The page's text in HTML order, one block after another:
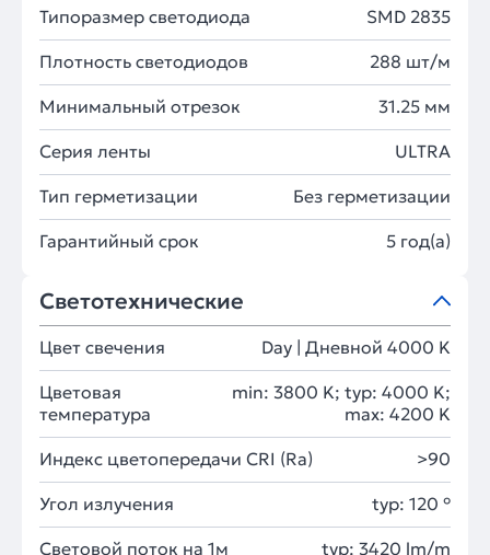
Типоразмер светодиода SMD 2835
Плотность светодиодов 288 шт/м
Минимальный отрезок 31.25 мм
Серия ленты ULTRA
Тип герметизации Без герметизации
Гарантийный срок 5 год(а)
Светотехнические
Цвет свечения Day | Дневной 4000 K
Цветовая
температура
min: 3800 K; typ: 4000 K;
max: 4200 K
Индекс цветопередачи CRI (Ra) >90
Угол излучения typ: 120 °
Световой поток на 1м typ: 3420 lm/m